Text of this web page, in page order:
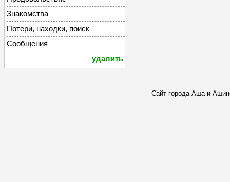
Знакомства
Потери, находки, поиск
Сообщения
удалить
Сайт города Аша и